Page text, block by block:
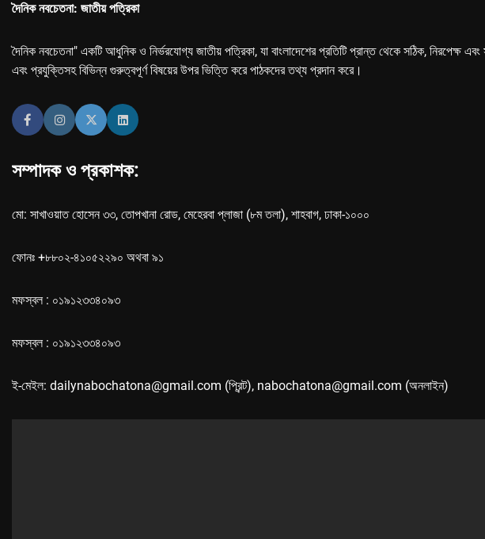
দৈনিক নবচেতনা: জাতীয় পত্রিকা
দৈনিক নবচেতনা" একটি আধুনিক ও নির্ভরযোগ্য জাতীয় পত্রিকা, যা বাংলাদেশের প্রতিটি প্রান্ত থেকে সঠিক, নিরপেক্ষ
এবং প্রযুক্তিসহ বিভিন্ন গুরুত্বপূর্ণ বিষয়ের উপর ভিত্তি করে পাঠকদের তথ্য প্রদান করে।
সম্পাদক ও প্রকাশক:
মো: সাখাওয়াত হোসেন ৩৩, তোপখানা রোড, মেহেরবা প্লাজা (৮ম তলা), শাহবাগ, ঢাকা-১০০০
ফোনঃ +৮৮০২-৪১০৫২২৯০ অথবা ৯১
মফস্বল : ০১৯১২৩৩৪০৯৩
মফস্বল : ০১৯১২৩৩৪০৯৩
ই-মেইল: dailynabochatona@gmail.com (প্রিন্ট), nabochatona@gmail.com (অনলাইন)